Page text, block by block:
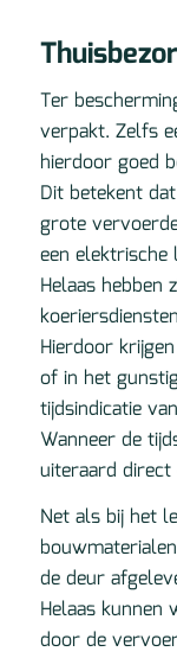
Ter
verpakt. Zelfs
hierdoor goed
Dit betekent
grote
een elektrische
Helaas hebben
Hierdoor
of in het
tijdsindicatie
Wanneer de
uiteraard direct
Net als bij het
de deur
Helaas kunnen
door de